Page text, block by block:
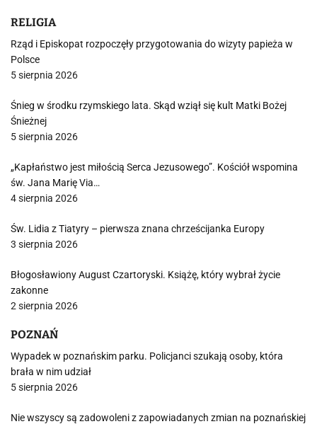
RELIGIA
Rząd i Episkopat rozpoczęły przygotowania do wizyty papieża w
Polsce
5 sierpnia 2026
Śnieg w środku rzymskiego lata. Skąd wziął się kult Matki Bożej
Śnieżnej
5 sierpnia 2026
„Kapłaństwo jest miłością Serca Jezusowego”. Kościół wspomina
św. Jana Marię Via…
4 sierpnia 2026
Św. Lidia z Tiatyry – pierwsza znana chrześcijanka Europy
3 sierpnia 2026
Błogosławiony August Czartoryski. Książę, który wybrał życie
zakonne
2 sierpnia 2026
POZNAŃ
Wypadek w poznańskim parku. Policjanci szukają osoby, która
brała w nim udział
5 sierpnia 2026
Nie wszyscy są zadowoleni z zapowiadanych zmian na poznańskiej